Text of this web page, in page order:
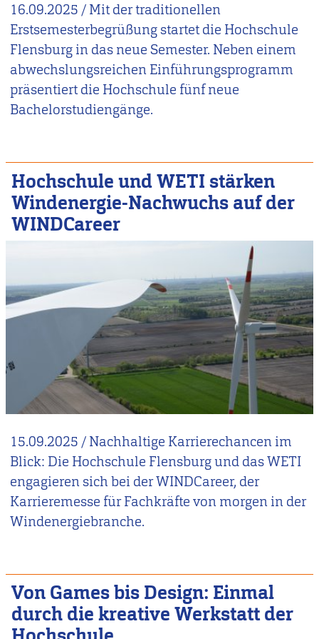
16.09.2025 /Mit der traditionellen
Erstsemesterbegrüßung startet die Hochschule
Flensburg in das neue Semester. Neben einem
abwechslungsreichen Einführungsprogramm
präsentiert die Hochschule fünf neue
Bachelorstudiengänge.
Hochschule und WETI stärken
Windenergie-Nachwuchs auf der
WINDCareer
15.09.2025 /Nachhaltige Karrierechancen im
Blick: Die Hochschule Flensburg und das WETI
engagieren sich bei der WINDCareer, der
Karrieremesse für Fachkräfte von morgen in der
Windenergiebranche.
Von Games bis Design: Einmal
durch die kreative Werkstatt der